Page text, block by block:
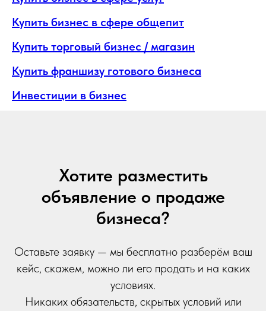
Купить бизнес в сфере общепит
Купить торговый бизнес / магазин
Купить франшизу готового бизнеса
Инвестиции в бизнес
Хотите разместить
объявление о продаже
бизнеса?
Оставьте заявку — мы бесплатно разберём ваш
кейс, скажем, можно ли его продать и на каких
условиях.
Никаких обязательств, скрытых условий или